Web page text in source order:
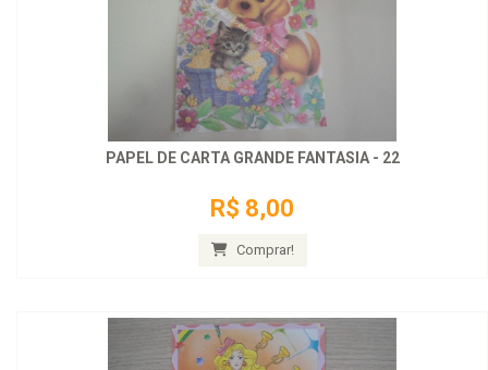
PAPEL DE CARTA GRANDE FANTASIA - 22
R$ 8,00
Comprar!